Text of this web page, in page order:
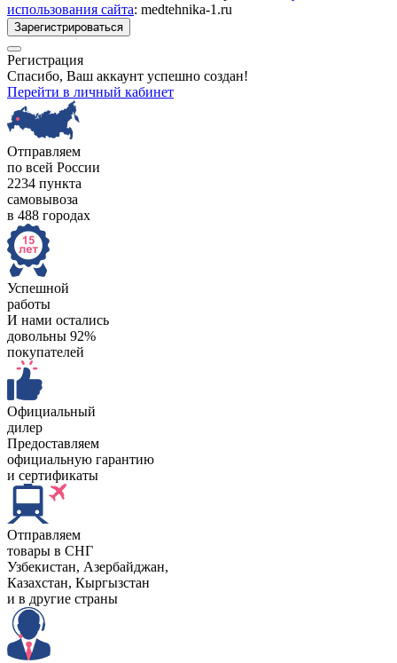
использования сайта: medtehnika-1.ru
Зарегистрироваться
Регистрация
Спасибо, Ваш аккаунт успешно создан!
Перейти в личный кабинет
Отправляем
по всей России
2234 пункта
самовывоза
в 488 городах
Успешной
работы
И нами остались
довольны 92%
покупателей
Официальный
дилер
Предоставляем
официальную гарантию
и сертификаты
Отправляем
товары в СНГ
Узбекистан, Aзербайджан,
Казахстан, Кыргызстан
и в другие страны